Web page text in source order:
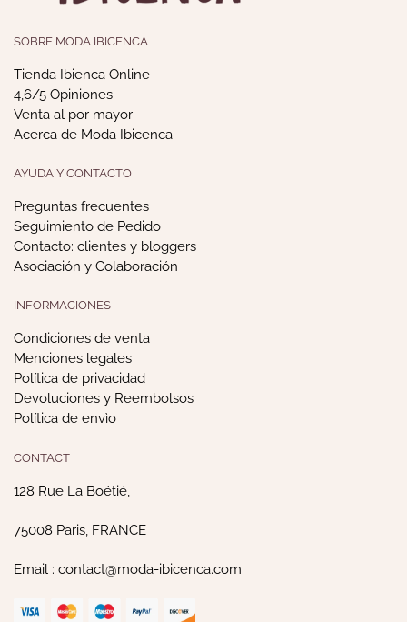
SOBRE MODA IBICENCA
Tienda Ibienca Online
4,6/5 Opiniones
Venta al por mayor
Acerca de Moda Ibicenca
AYUDA Y CONTACTO
Preguntas frecuentes
Seguimiento de Pedido
Contacto: clientes y bloggers
Asociación y Colaboración
INFORMACIONES
Condiciones de venta
Menciones legales
Política de privacidad
Devoluciones y Reembolsos
Política de envìo
CONTACT
128 Rue La Boétié,
75008 Paris, FRANCE
Email : contact@moda-ibicenca.com